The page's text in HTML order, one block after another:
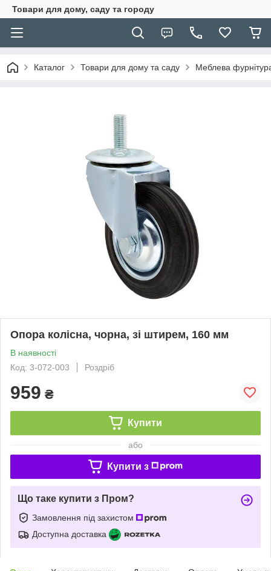
Товари для дому, саду та городу
Каталог Товари для дому та саду Меблева
Опора колісна, чорна, зі штирем, 160 мм
В наявності
Код: 3-072-003
Роздріб
959 ₴
Купити
або
Купити з
Що таке купити з Пром?
Замовлення під захистом
Доступна доставка